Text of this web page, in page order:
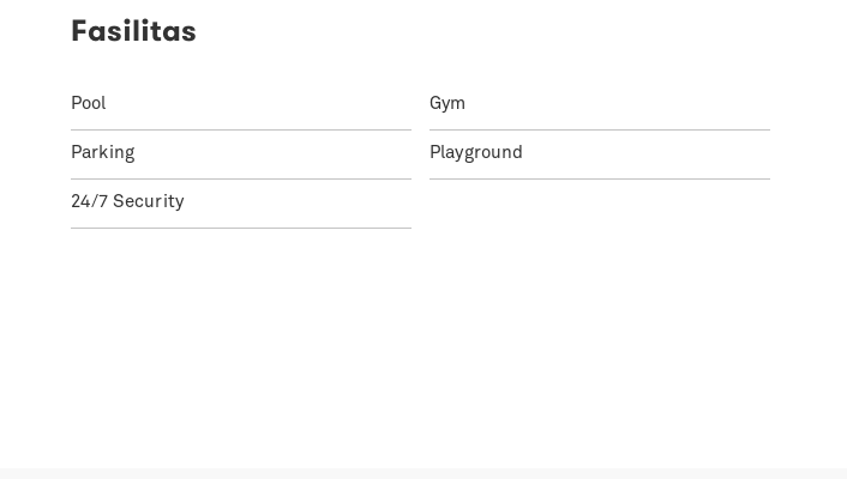
Fasilitas
Pool Gym
Parking Playground
24/7 Security